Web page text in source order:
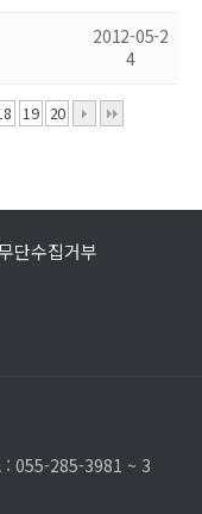
2012-05-2
4
19 20
단수집거부
: 055-285-3981 ~ 3